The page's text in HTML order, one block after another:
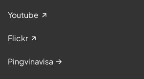
Youtube
Flickr
Pingvinavisa